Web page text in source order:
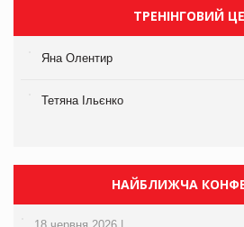
ТРЕНІНГОВИЙ
Яна Олентир
Тетяна Ільєнко
НАЙБЛИЖЧА